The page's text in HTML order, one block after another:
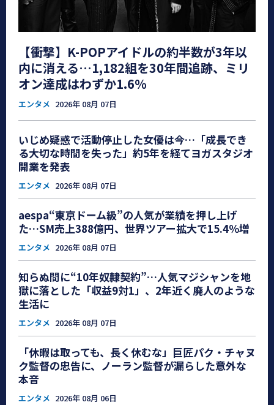
【衝撃】K-POPアイドルの約半数が3年以
内に消える…1,182組を30年間追跡、ミリ
オン達成はわずか1.6％
エンタメ 2026年 08月 07日
いじめ疑惑で活動停止した女優は今…「成長でき
る大切な時間を失った」約5年を経てヨガスタジオ
開業を発表
エンタメ 2026年 08月 07日
aespa“東京ドーム級”の人気が業績を押し上げ
た…SM売上388億円、世界ツアー拡大で15.4％増
エンタメ 2026年 08月 07日
知らぬ間に“10年奴隷契約”…人気マジシャンを地
獄に落とした「収益9対1」、2年近く廃人のような
生活に
エンタメ 2026年 08月 07日
「休暇は取っても、長く休むな」巨匠パク・チャヌ
ク監督の忠告に、ノーラン監督が漏らした意外な
本音
エンタメ 2026年 08月 06日